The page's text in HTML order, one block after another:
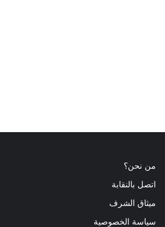
من نحن؟
اتصل بالنقابة
ميثاق الشرف
سياسة الخصوصية